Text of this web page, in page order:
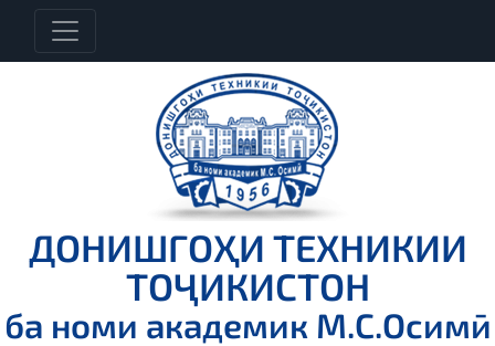
ДОНИШГОҲИ ТЕХНИКИИ
ТОҶИКИСТОН
ба номи академик М.С.Осимӣ